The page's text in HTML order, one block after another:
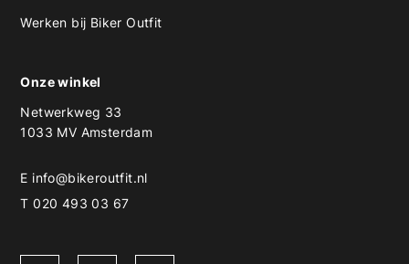
Werken bij Biker Outfit
Onze winkel
Netwerkweg 33
1033 MV Amsterdam
E info@bikeroutfit.nl
T 020 493 03 67